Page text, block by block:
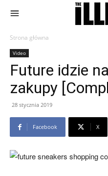
Strona główna
Video
Future idzie
zakupy
28 stycznia 2019
Facebook X